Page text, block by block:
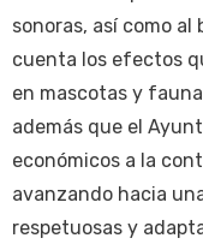
sonoras, así como
cuenta los efectos
en mascotas y
además que el
económicos a la
avanzando hacia
respetuosas y